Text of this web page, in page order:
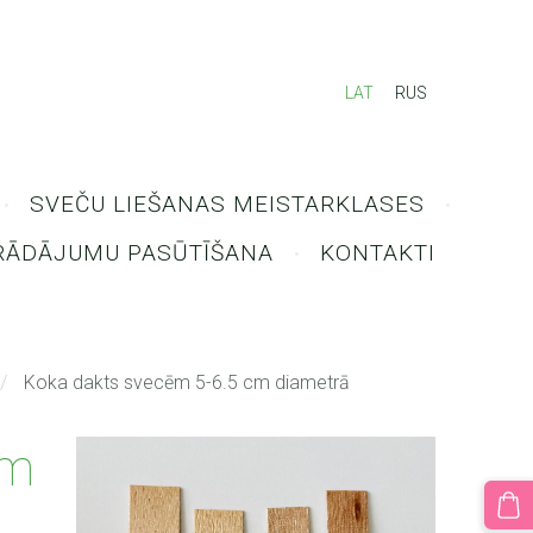
SVEČU LIEŠANAS MEISTARKLASES
PASŪTĪŠANA
KONTAKTI
LAT RUS
Koka dakts svecēm 5-6.5 cm diametrā